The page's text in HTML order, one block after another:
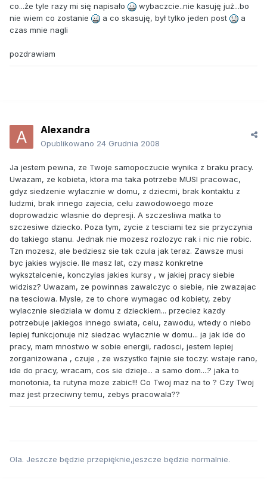
co...że tyle razy mi się napisało
wybaczcie..nie kasuję już...bo
nie wiem co zostanie
a co skasuję, był tylko jeden post
a
czas mnie nagli
pozdrawiam
Alexandra
Opublikowano 24 Grudnia 2008
Ja jestem pewna, ze Twoje samopoczucie wynika z braku pracy.
Uwazam, ze kobieta, ktora ma taka potrzebe MUSI pracowac,
gdyz siedzenie wylacznie w domu, z dziecmi, brak kontaktu z
ludzmi, brak innego zajecia, celu zawodowoego moze
doprowadzic wlasnie do depresji. A szczesliwa matka to
szczesiwe dziecko. Poza tym, zycie z tesciami tez sie przyczynia
do takiego stanu. Jednak nie mozesz rozlozyc rak i nic nie robic.
Tzn mozesz, ale bedziesz sie tak czula jak teraz. Zawsze musi
byc jakies wyjscie. Ile masz lat, czy masz konkretne
wyksztalcenie, konczylas jakies kursy , w jakiej pracy siebie
widzisz? Uwazam, ze powinnas zawalczyc o siebie, nie zwazajac
na tesciowa. Mysle, ze to chore wymagac od kobiety, zeby
wylacznie siedziala w domu z dzieckiem... przeciez kazdy
potrzebuje jakiegos innego swiata, celu, zawodu, wtedy o niebo
lepiej funkcjonuje niz siedzac wylacznie w domu... ja jak ide do
pracy, mam mnostwo w sobie energii, radosci, jestem lepiej
zorganizowana , czuje , ze wszystko fajnie sie toczy: wstaje rano,
ide do pracy, wracam, cos sie dzieje... a samo dom....? jaka to
monotonia, ta rutyna moze zabic!!! Co Twoj maz na to ? Czy Twoj
maz jest przeciwny temu, zebys pracowala??
Ola. Jeszcze będzie przepięknie,jeszcze będzie normalnie.